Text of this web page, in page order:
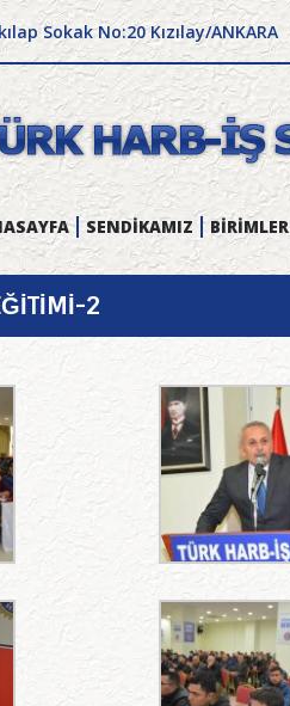
Sokak No:20 Kızılay/ANKARA
SENDİKAMIZ BİRİMLER
2